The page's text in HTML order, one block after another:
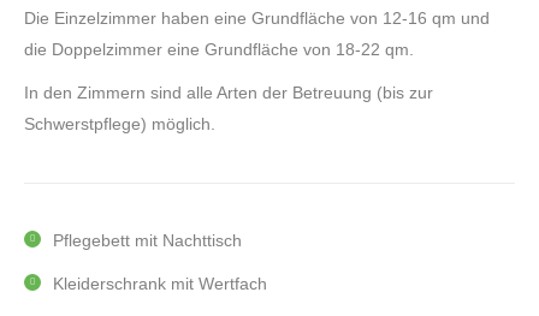
Die Einzelzimmer haben eine Grundfläche von 12-16 qm und
die Doppelzimmer eine Grundfläche von 18-22 qm.
In den Zimmern sind alle Arten der Betreuung (bis zur
Schwerstpflege) möglich.
Pflegebett mit Nachttisch
Kleiderschrank mit Wertfach